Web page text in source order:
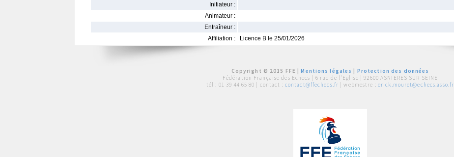
Initiateur :
Animateur :
Entraîneur :
Affiliation :
Licence B le 25/01/2026
Copyright © 2015 FFE |Mentions légales
Protection des données
Fédération Française des Echecs | 6 rue de l'Eglise | 92600 ASNIERES SUR SEINE
tél : 01 39 44 65 80 | contact : contact@ffechecs.fr | webmestre : erick.mouret@echecs.asso.fr